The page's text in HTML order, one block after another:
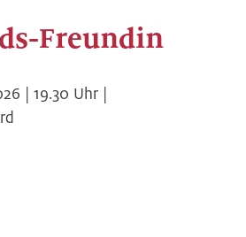
Freundin
| 19.30 Uhr |